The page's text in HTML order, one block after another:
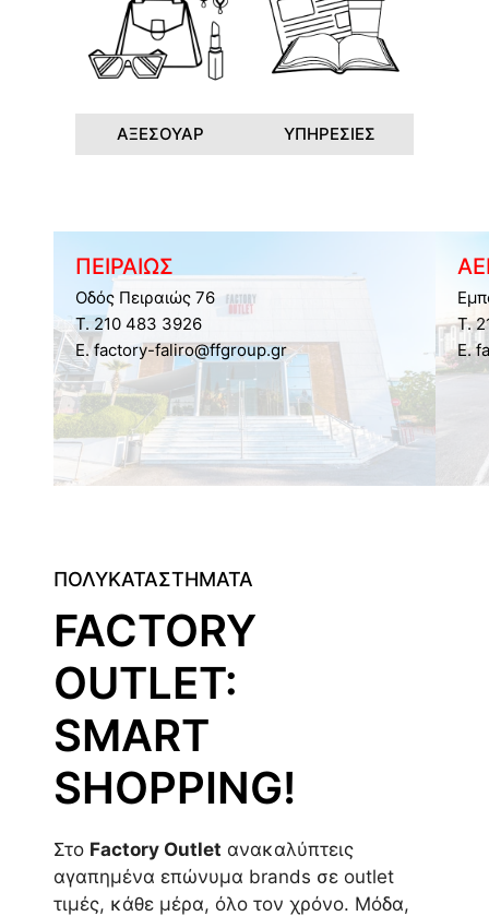
ΑΞΕΣΟΥΑΡ ΥΠΗΡΕΣΙΕΣ
ΠΟΛΥΚΑΤΑΣΤΗΜΑΤΑ
FACTORY
OUTLET:
SMART
SHOPPING!
Στο Factory Outlet ανακαλύπτεις
αγαπημένα επώνυμα brands σε outlet
τιμές, κάθε μέρα, όλο τον χρόνο. Μόδα,
ΠΕΙΡΑΙΩΣ
Οδός Πειραιώς 76
Τ. 210 483 3926
E. factory-faliro@ffgroup.gr
Τ.
E.